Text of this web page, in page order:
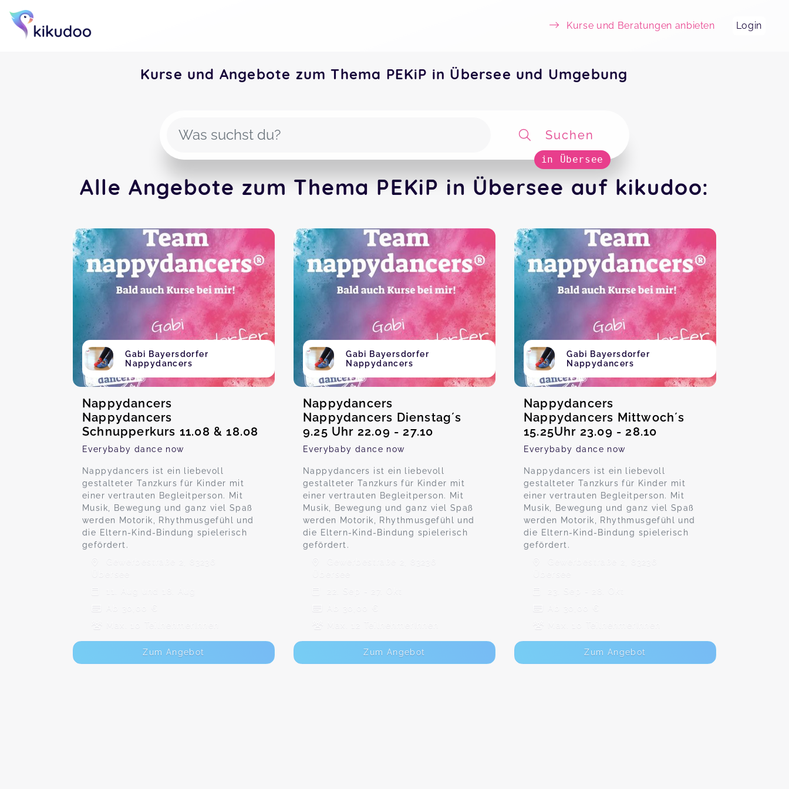
Kurse und Beratungen anbieten Login
Kurse und Angebote zum Thema PEKiP in Übersee und Umgebung
Suchen
in Übersee
Alle Angebote zum Thema PEKiP in Übersee auf kikudoo:
Gabi Bayersdorfer
Nappydancers
Nappydancers
Nappydancers
Schnupperkurs 11.08 & 18.08
Everybaby dance now
Nappydancers ist ein liebevoll
gestalteter Tanzkurs für Kinder mit
einer vertrauten Begleitperson. Mit
Musik, Bewegung und ganz viel Spaß
werden Motorik, Rhythmusgefühl und
die Eltern-Kind-Bindung spielerisch
gefördert.
Gewerbestraße 2, 83236
11. Aug und 18. Aug
Ab 30,00 €
Max. 10 TeilnehmerInnen
Zum Angebot
Gabi Bayersdorfer
Nappydancers
Nappydancers
Nappydancers Dienstag´s
9.25 Uhr 22.09 - 27.10
Everybaby dance now
Nappydancers ist ein liebevoll
gestalteter Tanzkurs für Kinder mit
einer vertrauten Begleitperson. Mit
Musik, Bewegung und ganz viel Spaß
werden Motorik, Rhythmusgefühl und
die Eltern-Kind-Bindung spielerisch
gefördert.
Gewerbestraße 2, 83236
22. Sep - 27. Okt
Ab 30,00 €
Max. 12 TeilnehmerInnen
Zum Angebot
Gabi Bayersdorfer
Nappydancers
Nappydancers
Nappydancers Mittwoch´s
15.25Uhr 23.09 - 28.10
Everybaby dance now
Nappydancers ist ein liebevoll
gestalteter Tanzkurs für Kinder mit
einer vertrauten Begleitperson. Mit
Musik, Bewegung und ganz viel Spaß
werden Motorik, Rhythmusgefühl und
die Eltern-Kind-Bindung spielerisch
gefördert.
Gewerbestraße 2, 83236
23. Sep - 28. Okt
Ab 30,00 €
Max. 10 TeilnehmerInnen
Zum Angebot